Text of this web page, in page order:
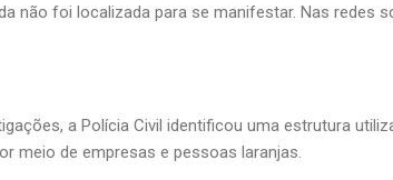
não foi localizada para se manifestar. Nas redes
a Polícia Civil identificou uma estrutura
meio de empresas e pessoas laranjas.